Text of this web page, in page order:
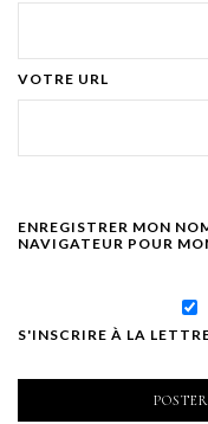
VOTRE URL
ENREGISTRER MON
NAVIGATEUR POUR
S'INSCRIRE À LA